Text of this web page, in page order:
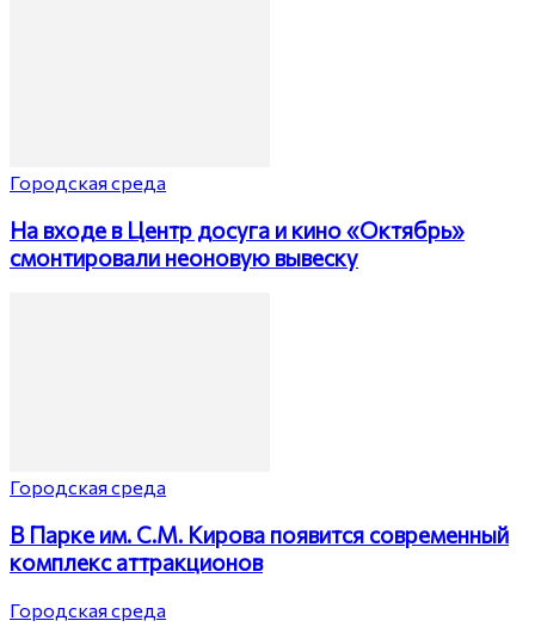
Городская среда
На входе в Центр досуга и кино «Октябрь»
смонтировали неоновую вывеску
Городская среда
В Парке им. С.М. Кирова появится современный
комплекс аттракционов
Городская среда